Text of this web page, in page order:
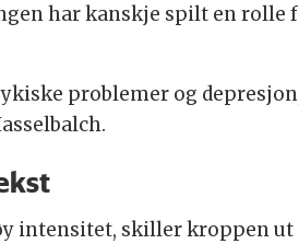
har kanskje spilt en rolle
problemer og
intensitet, skiller kroppen